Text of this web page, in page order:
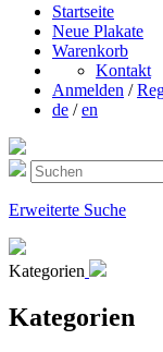
Startseite
Neue Plakate
Warenkorb
Kontakt
Anmelden /
de /en
Erweiterte Suche
Kategorien
Kategorien